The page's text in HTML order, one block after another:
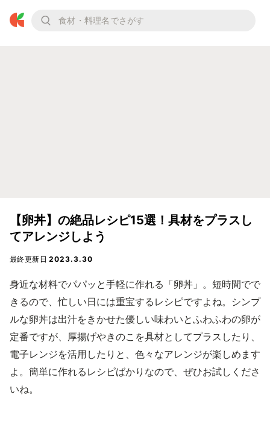
【卵丼】の絶品レシピ15選！具材をプラスし
てアレンジしよう
最終更新日2023.3.30
身近な材料でパパッと手軽に作れる「卵丼」。短時間でで
きるので、忙しい日には重宝するレシピですよね。シンプ
ルな卵丼は出汁をきかせた優しい味わいとふわふわの卵が
定番ですが、厚揚げやきのこを具材としてプラスしたり、
電子レンジを活用したりと、色々なアレンジが楽しめます
よ。簡単に作れるレシピばかりなので、ぜひお試しくださ
いね。